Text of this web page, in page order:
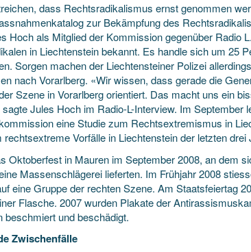
dass Rechtsradikalismus ernst genommen
zur Bekämpfung des
Hoch als Mitglied der Kommission gegenüber Radio
in Liechtenstein bekannt. Es handle sich um 25
Sorgen machen der Liechtensteiner Polizei
nach Vorarlberg. «Wir wissen, dass gerade die
Szene in Vorarlberg orientiert. Das macht uns ein
Jules Hoch im Radio-L-Interview. Im September
eine Studie zum Rechtsextremismus in
rechtsextreme Vorfälle in Liechtenstein der letzten drei
Oktoberfest in Mauren im September 2008, an dem
Massenschlägerei lieferten. Im Frühjahr 2008
eine Gruppe der rechten Szene. Am Staatsfeiertag
Flasche. 2007 wurden Plakate der
beschmiert und beschädigt.
Zwischenfälle